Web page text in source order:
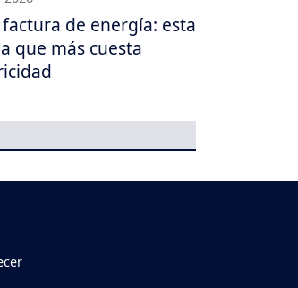
de energía: esta
que más cuesta